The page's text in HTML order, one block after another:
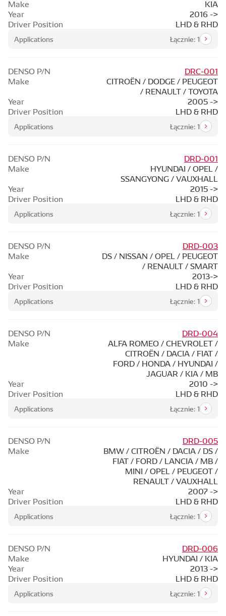
Make KIA
Applications Łącznie: 1
Year
2016 ->
Driver Position
LHD & RHD
DENSO P/N
DRC-001
Make
CITROËN / DODGE / PEUGEOT
/ RENAULT / TOYOTA
Applications Łącznie: 1
Year
2005 ->
Driver Position
LHD & RHD
DENSO P/N
DRD-001
Make
HYUNDAI / OPEL /
SSANGYONG / VAUXHALL
Applications Łącznie: 1
Year
2015 ->
Driver Position
LHD & RHD
DENSO P/N
DRD-003
Make
DS / NISSAN / OPEL / PEUGEOT
/ RENAULT / SMART
Applications Łącznie: 1
Year
2013->
Driver Position
LHD & RHD
DENSO P/N
DRD-004
Make
ALFA ROMEO / CHEVROLET /
CITROËN / DACIA / FIAT /
FORD / HONDA / HYUNDAI /
JAGUAR / KIA / MB
Applications Łącznie: 1
Year
2010 ->
Driver Position
LHD & RHD
DENSO P/N
DRD-005
Make
BMW / CITROËN / DACIA / DS /
FIAT / FORD / LANCIA / MB /
MINI / OPEL / PEUGEOT /
RENAULT / VAUXHALL
Applications Łącznie: 1
Year
2007 ->
Driver Position
LHD & RHD
DENSO P/N
DRD-006
Make
HYUNDAI / KIA
Applications Łącznie: 1
Year
2013 ->
Driver Position
LHD & RHD